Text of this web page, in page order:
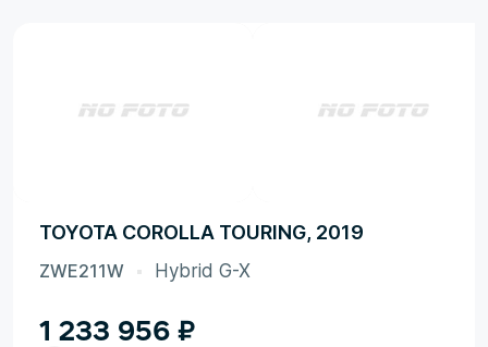
TOYOTA COROLLA TOURING, 2019
ZWE211W Hybrid G-X
1 233 956 ₽